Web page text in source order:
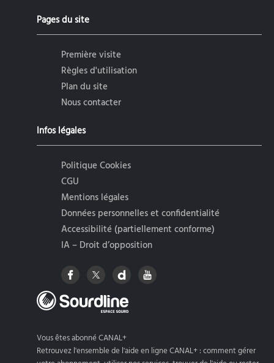
Pages du site
Première visite
Règles d'utilisation
Plan du site
Nous contacter
Infos légales
Politique Cookies
CGU
Mentions légales
Données personnelles et confidentialité
Accessibilité (partiellement conforme)
IA – Droit d’opposition
Vous êtes abonné CANAL+
Retrouvez l'ensemble de l'aide en ligne CANAL+ : comment gérer